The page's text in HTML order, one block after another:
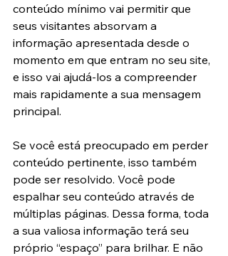
conteúdo mínimo vai permitir que
seus visitantes absorvam a
informação apresentada desde o
momento em que entram no seu site,
e isso vai ajudá-los a compreender
mais rapidamente a sua mensagem
principal.
Se você está preocupado em perder
conteúdo pertinente, isso também
pode ser resolvido. Você pode
espalhar seu conteúdo através de
múltiplas páginas. Dessa forma, toda
a sua valiosa informação terá seu
próprio “espaço” para brilhar. E não